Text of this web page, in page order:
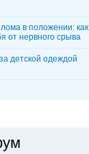
в положении: как
от нервного срыва
детской одеждой